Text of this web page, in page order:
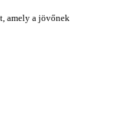
amely a jövőnek